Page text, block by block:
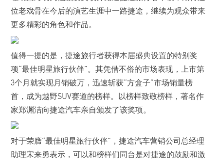
位老戏骨在今后的演艺生涯中一路捷途，继续为观众带来
更多精彩的角色和作品。
值得一提的是，捷途旅行者获得本届盛典设置的特别奖
项“最佳明星旅行伙伴”。其凭借不俗的市场表现，上市第
3个月就实现月销破万，迅速斩获“方盒子”市场销量榜
首，成为越野SUV赛道的榜样。以榜样致敬榜样， 著名作
家郑渊洁向捷途汽车亲自颁发了该奖项。
对于荣膺“最佳明星旅行伙伴”，捷途汽车营销公司总经理
助理宋来勇表示，可以和榜样们同台是对捷途的鼓励和激